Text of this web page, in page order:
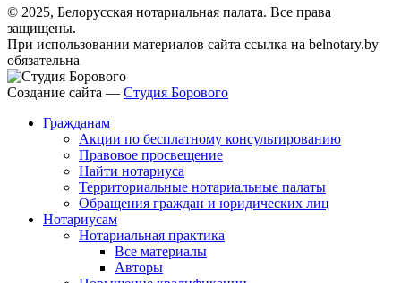
© 2025, Белорусская нотариальная палата. Все права
защищены.
При использовании материалов сайта ссылка на belnotary.by
обязательна
Создание сайта — Студия Борового
Гражданам
Акции по бесплатному консультированию
Правовое просвещение
Найти нотариуса
Территориальные нотариальные палаты
Обращения граждан и юридических лиц
Нотариусам
Нотариальная практика
Все материалы
Авторы